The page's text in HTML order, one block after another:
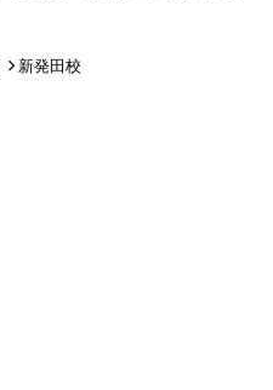
新発田校